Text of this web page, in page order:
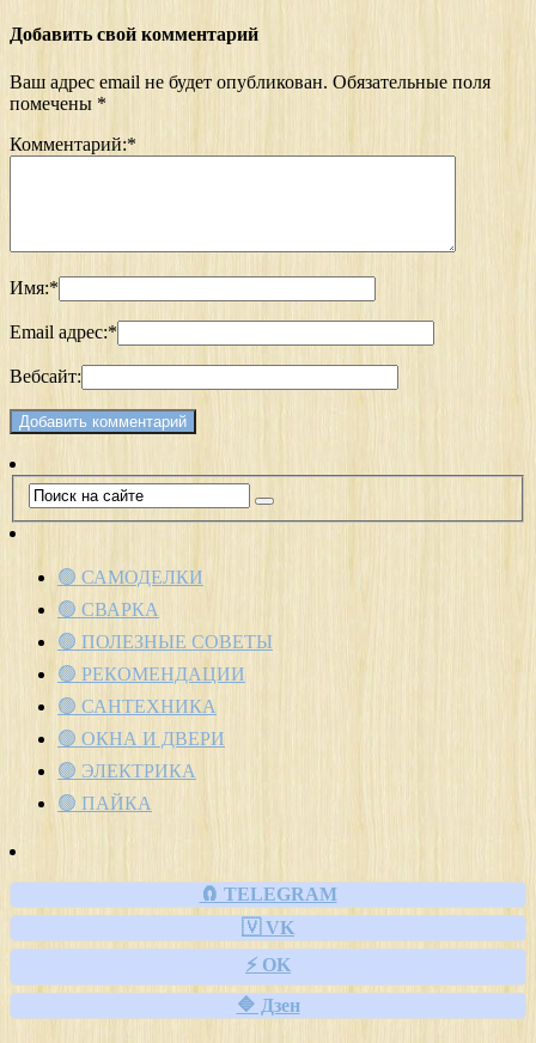
Добавить свой комментарий
Ваш адрес email не будет опубликован. Обязательные поля
помечены *
Комментарий:*
Имя:*
Email адрес:*
Вебсайт:
🟢 САМОДЕЛКИ
🟢 СВАРКА
🟢 ПОЛЕЗНЫЕ СОВЕТЫ
🟢 РЕКОМЕНДАЦИИ
🟢 САНТЕХНИКА
🟢 ОКНА И ДВЕРИ
🟢 ЭЛЕКТРИКА
🟢 ПАЙКА
🧲 TELEGRAM
🇻 VK
⚡ OK
🔷 Дзен